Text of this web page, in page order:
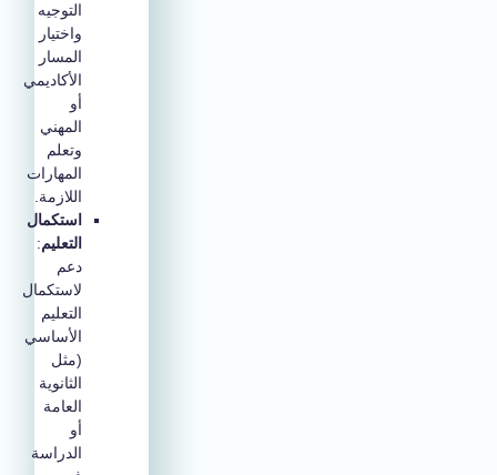
التوجيه
واختيار
المسار
الأكاديمي
المهني
وتعلم
المهارات
اللازمة.
استكمال
التعليم:
دعم
لاستكمال
التعليم
الأساسي
(مثل
الثانوية
العامة
الدراسة